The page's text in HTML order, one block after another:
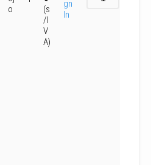
o
(s
/I
V
A)
gn
In